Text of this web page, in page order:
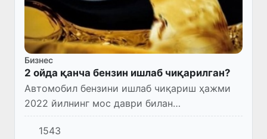
Бизнес
2 ойда қанча бензин ишлаб чиқарилган?
Автомобил бензини ишлаб чиқариш ҳажми
2022 йилнинг мос даври билан
солиштирилганда 33,5 % га ошган.
1543